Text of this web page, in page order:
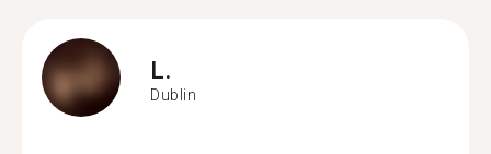
L.
Dublin